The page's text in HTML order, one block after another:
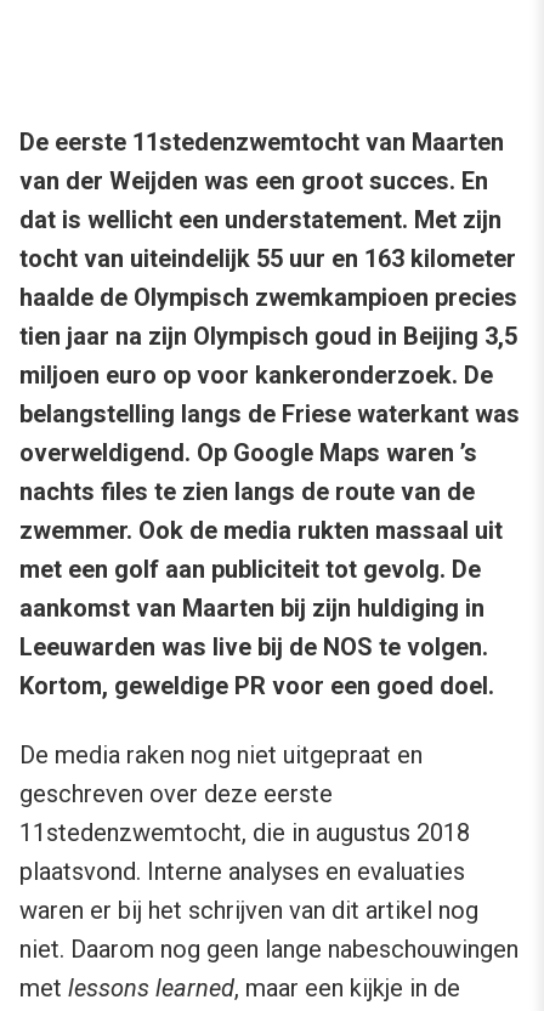
De eerste 11stedenzwemtocht van Maarten
van der Weijden was een groot succes. En
dat is wellicht een understatement. Met zijn
tocht van uiteindelijk 55 uur en 163 kilometer
haalde de Olympisch zwemkampioen precies
tien jaar na zijn Olympisch goud in Beijing 3,5
miljoen euro op voor kankeronderzoek. De
belangstelling langs de Friese waterkant was
overweldigend. Op Google Maps waren ’s
nachts files te zien langs de route van de
zwemmer. Ook de media rukten massaal uit
met een golf aan publiciteit tot gevolg. De
aankomst van Maarten bij zijn huldiging in
Leeuwarden was live bij de NOS te volgen.
Kortom, geweldige PR voor een goed doel.
De media raken nog niet uitgepraat en
geschreven over deze eerste
11stedenzwemtocht, die in augustus 2018
plaatsvond. Interne analyses en evaluaties
waren er bij het schrijven van dit artikel nog
niet. Daarom nog geen lange nabeschouwingen
met lessons learned, maar een kijkje in de